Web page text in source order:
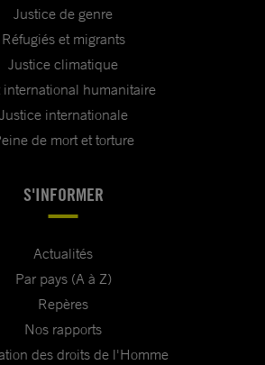
Justice de genre
Réfugiés et migrants
Justice climatique
international humanitaire
Justice internationale
de mort et torture
S'INFORMER
Actualités
Par pays (A à Z)
Repères
Nos rapports
des droits de l'Homme